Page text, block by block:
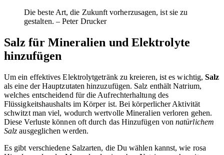
Die beste Art, die Zukunft vorherzusagen, ist sie zu
gestalten. – Peter Drucker
Salz für Mineralien und Elektrolyte
hinzufügen
Um ein effektives Elektrolytgetränk zu kreieren, ist es wichtig,Salz
als eine der Hauptzutaten hinzuzufügen. Salz enthält Natrium,
welches entscheidend für die Aufrechterhaltung des
Flüssigkeitshaushalts im Körper ist. Bei körperlicher Aktivität
schwitzt man viel, wodurch wertvolle Mineralien verloren gehen.
Diese Verluste können oft durch das Hinzufügen vonnatürlichem
Salz ausgeglichen werden.
Es gibt verschiedene Salzarten, die Du wählen kannst, wie rosa